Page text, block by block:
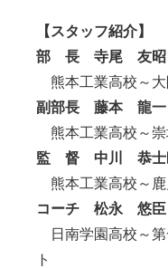
【スタッフ紹介】
部 長 寺尾 友昭
熊本工業高校～大
副部長 藤本 龍一
熊本工業高校～崇
監 督 中川 恭士
熊本工業高校～鹿
コーチ 松永 悠臣
日南学園高校～第
ト